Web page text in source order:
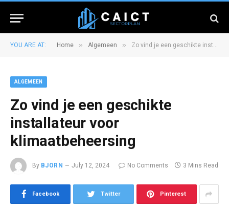
YOU ARE AT: Home » Algemeen » Zo vind je een geschikte installateur voor klimaatbeheersing
ALGEMEEN
Zo vind je een geschikte
installateur voor
klimaatbeheersing
By BJORN July 12, 2024 No Comments 3 Mins Read
Facebook Twitter Pinterest